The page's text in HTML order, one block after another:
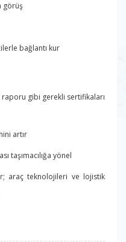
görüş
bağlantı kur
raporu gibi gerekli sertifikaları
artır
taşımacılığa yönel
araç teknolojileri ve lojistik